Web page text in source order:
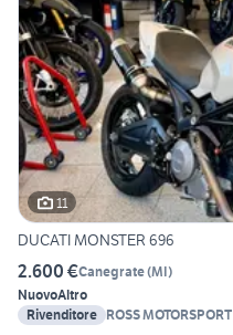
11
DUCATI MONSTER 696
2.600 €Canegrate(MI)
NuovoAltro
Rivenditore ROSS MOTORSPORT